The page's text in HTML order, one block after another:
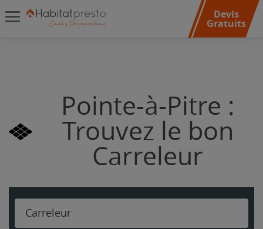
Devis
Gratuits
Pointe-à-Pitre :
Trouvez le bon
Carreleur
Carreleur